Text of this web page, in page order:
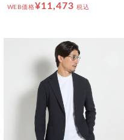
WEB価格¥11,473 税込